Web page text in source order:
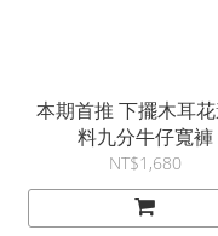
本期首推 下擺木耳
料九分牛仔寬褲
NT$1,680